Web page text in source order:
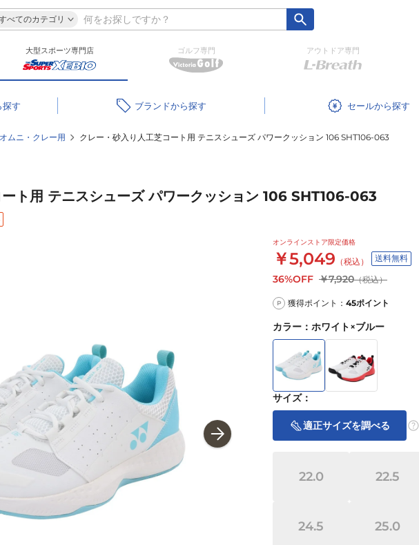
べてのカテゴリ
大型スポーツ専門店 ゴルフ専門 アウトドア専門
ブランド セール
オムニ・クレー用 クレー・砂入り人工芝コート用 テニスシューズ パワークッション 106 SHT106-063
ト用 テニスシューズ パワークッション 106 SHT106-063
オンラインストア限定価格
￥5,049 （税込） 送料無料
36%OFF ￥7,920（税込）
P 獲得ポイント： 45ポイント
カラー ： ホワイト×ブルー
サイズ：
適正サイズを調べる
22.0 22.5
24.5 25.0